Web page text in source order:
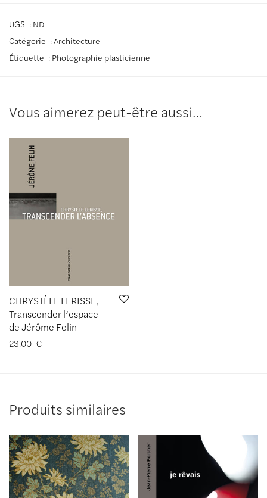
UGS : ND
Catégorie :Architecture
Étiquette : Photographie plasticienne
Vous aimerez peut-être aussi…
CHRYSTÈLE LERISSE,
Transcender l’espace
de Jérôme Felin
23,00 €
Produits similaires